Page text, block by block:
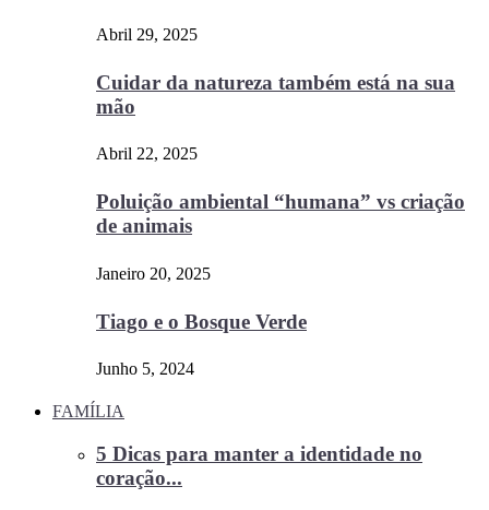
Abril 29, 2025
Cuidar da natureza também está na sua
mão
Abril 22, 2025
Poluição ambiental “humana” vs criação
de animais
Janeiro 20, 2025
Tiago e o Bosque Verde
Junho 5, 2024
FAMÍLIA
5 Dicas para manter a identidade no
coração...